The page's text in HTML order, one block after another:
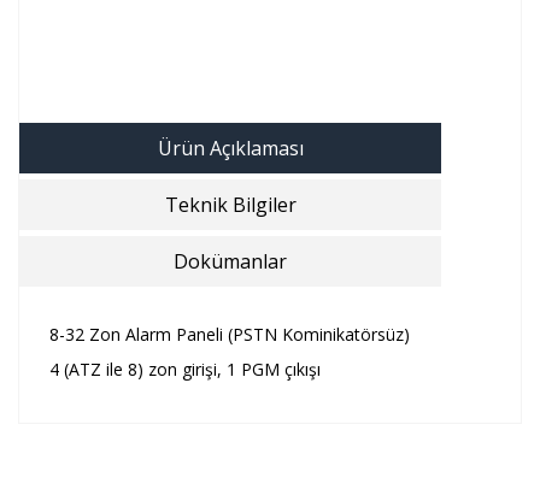
Ürün Açıklaması
Teknik Bilgiler
Dokümanlar
8-32 Zon Alarm Paneli (PSTN Kominikatörsüz)
4 (ATZ ile 8) zon girişi, 1 PGM çıkışı